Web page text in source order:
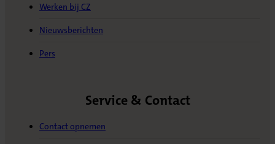
Werken bij CZ
Nieuwsberichten
Pers
Service & Contact
Contact opnemen